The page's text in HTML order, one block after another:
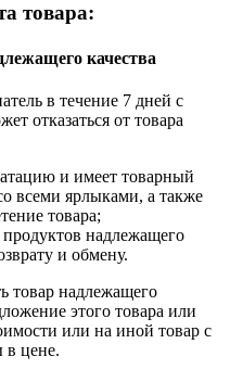
товара:
качества
в течение 7 дней с
отказаться от товара
и имеет товарный
всеми ярлыками, а также
товара;
продуктов надлежащего
и обмену.
товар надлежащего
этого товара или
или на иной товар с
в цене.